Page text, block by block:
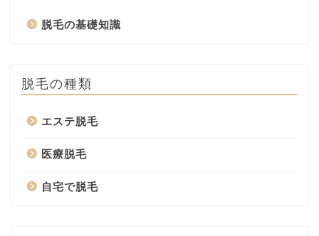
脱毛の基礎知識
脱毛の種類
エステ脱毛
医療脱毛
自宅で脱毛